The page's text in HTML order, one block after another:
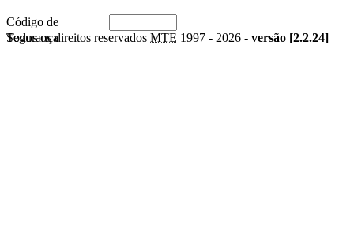
Código de
Segurança
Todos os direitos reservados MTE 1997 - 2026 - versão [2.2.24]